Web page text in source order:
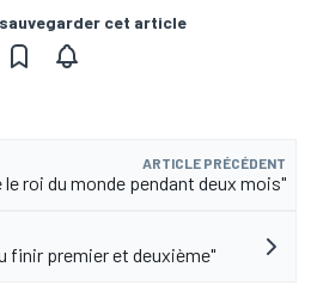
cet article
ARTICLE PRÉCÉDENT
roi du monde pendant deux mois"
finir premier et deuxième"